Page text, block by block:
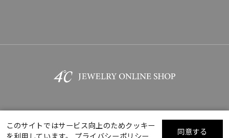
このサイトではサービス向上のためクッキー
を利用しています。 プライバシーポリシー 同意する